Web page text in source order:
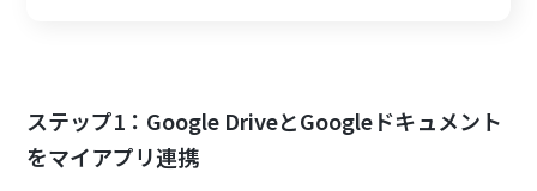
ステップ1：Google DriveとGoogleドキュメント
をマイアプリ連携